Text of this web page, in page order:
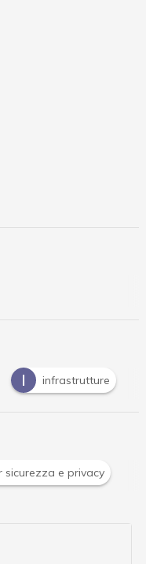
P Privacy
R Ransomware